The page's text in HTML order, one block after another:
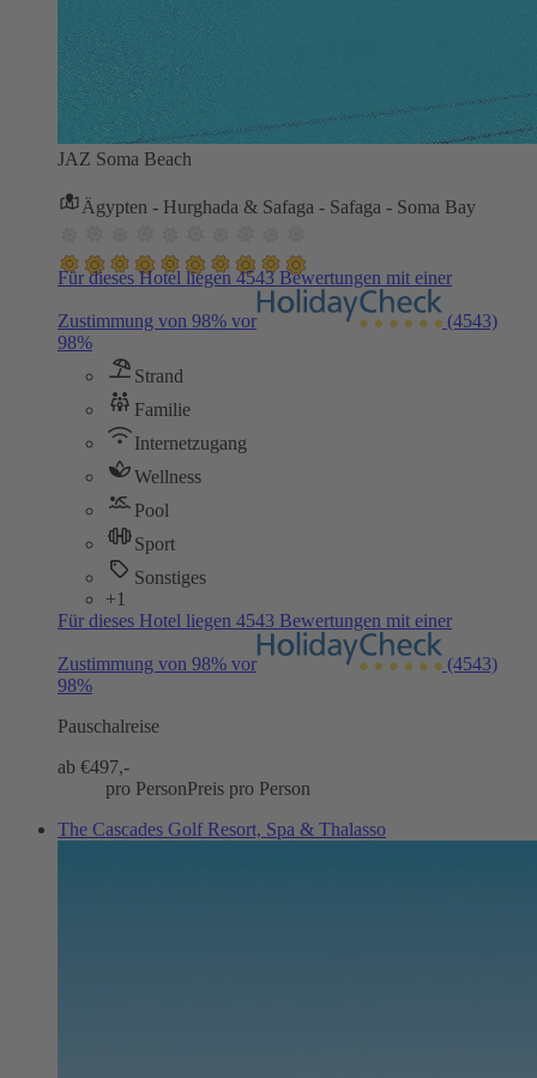
JAZ Soma Beach
Ägypten - Hurghada & Safaga - Safaga - Soma Bay
Für dieses Hotel liegen 4543 Bewertungen mit einer
Zustimmung von 98% vor
(4543)
98%
Strand
Familie
Internetzugang
Wellness
Pool
Sport
Sonstiges
+1
Für dieses Hotel liegen 4543 Bewertungen mit einer
Zustimmung von 98% vor
(4543)
98%
Pauschalreise
ab €497,-
pro PersonPreis pro Person
The Cascades Golf Resort, Spa & Thalasso